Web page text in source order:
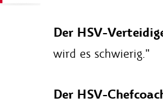
Der HSV-
wird es schwierig."
Der HSV-